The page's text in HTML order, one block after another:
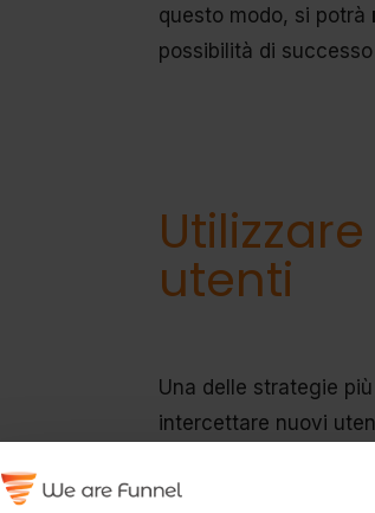
questo modo, si potrà
possibilità di successo
utenti
Una delle strategie
intercettare nuovi
modo, si possono